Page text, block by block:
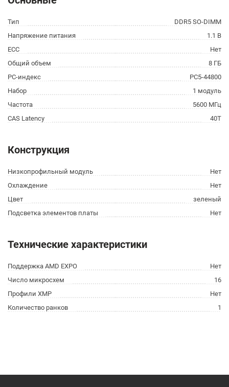
Тип
DDR5 SO-DIMM
Напряжение питания
1.1 В
ECC
Нет
Общий объем
8 ГБ
PC-индекс
PC5-44800
Набор
1 модуль
Частота
5600 МГц
CAS Latency
40T
Конструкция
Низкопрофильный модуль
Нет
Охлаждение
Нет
Цвет
зеленый
Подсветка элементов платы
Нет
Технические характеристики
Поддержка AMD EXPO
Нет
Число микросхем
16
Профили XMP
Нет
Количество ранков
1